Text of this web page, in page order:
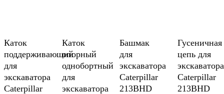
Каток
поддерживающий
для
экскаватора
Caterpillar
Каток
опорный
однобортный
для
экскаватора
Башмак
для
экскаватора
Caterpillar
213BHD
Гусеничная
цепь для
экскаватора
Caterpillar
213BHD